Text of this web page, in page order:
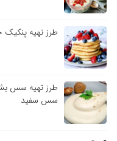
طرز تهیه پنکیک
طرز تهیه سس
سس سفید